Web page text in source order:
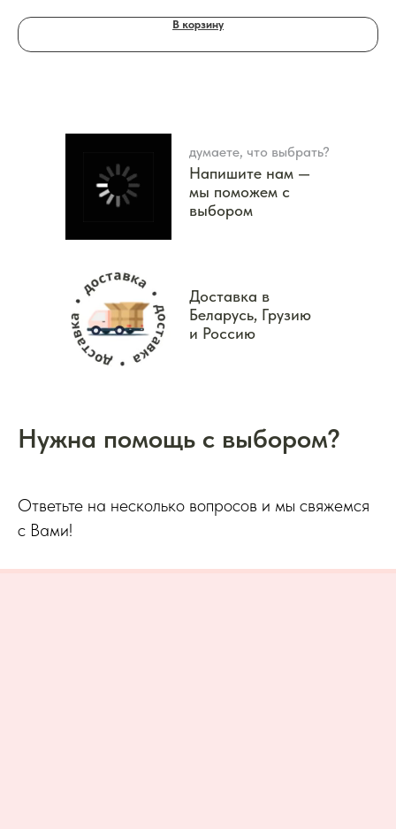
В корзину
думаете, что выбрать?
Напишите нам —
мы поможем с
выбором
Доставка в
Беларусь, Грузию
и Россию
Нужна помощь с выбором?
Ответьте на несколько вопросов и мы свяжемся
с Вами!